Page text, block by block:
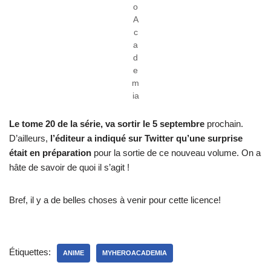
o
A
c
a
d
e
m
ia
Le tome 20 de la série, va sortir le 5 septembre prochain.
D’ailleurs, l’éditeur a indiqué sur Twitter qu’une surprise
était en préparation pour la sortie de ce nouveau volume. On a
hâte de savoir de quoi il s’agit !
Bref, il y a de belles choses à venir pour cette licence!
Étiquettes: ANIME MYHEROACADEMIA